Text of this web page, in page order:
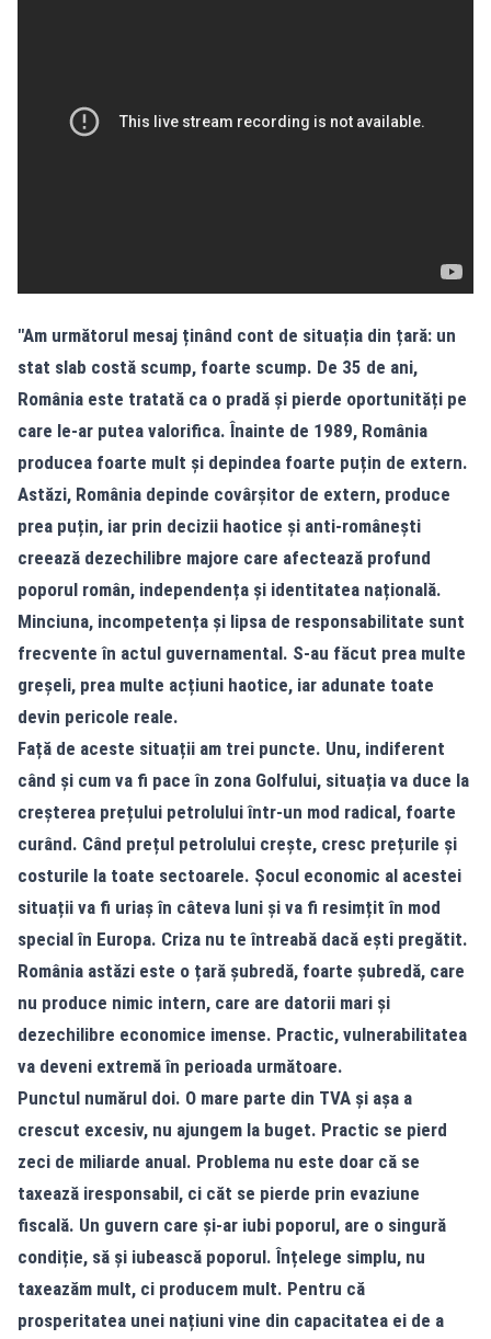
"Am următorul mesaj ținând cont de situația din țară: un
stat slab costă scump, foarte scump. De 35 de ani,
România este tratată ca o pradă și pierde oportunități pe
care le-ar putea valorifica. Înainte de 1989, România
producea foarte mult și depindea foarte puțin de extern.
Astăzi, România depinde covârșitor de extern, produce
prea puțin, iar prin decizii haotice și anti-românești
creează dezechilibre majore care afectează profund
poporul român, independența și identitatea națională.
Minciuna, incompetența și lipsa de responsabilitate sunt
frecvente în actul guvernamental. S-au făcut prea multe
greșeli, prea multe acțiuni haotice, iar adunate toate
devin pericole reale.
Față de aceste situații am trei puncte. Unu, indiferent
când și cum va fi pace în zona Golfului, situația va duce la
creșterea prețului petrolului într-un mod radical, foarte
curând. Când prețul petrolului crește, cresc prețurile și
costurile la toate sectoarele. Șocul economic al acestei
situații va fi uriaș în câteva luni și va fi resimțit în mod
special în Europa. Criza nu te întreabă dacă ești pregătit.
România astăzi este o țară șubredă, foarte șubredă, care
nu produce nimic intern, care are datorii mari și
dezechilibre economice imense. Practic, vulnerabilitatea
va deveni extremă în perioada următoare.
Punctul numărul doi. O mare parte din TVA și așa a
crescut excesiv, nu ajungem la buget. Practic se pierd
zeci de miliarde anual. Problema nu este doar că se
taxează iresponsabil, ci căt se pierde prin evaziune
fiscală. Un guvern care și-ar iubi poporul, are o singură
condiție, să și iubească poporul. Înțelege simplu, nu
taxeazăm mult, ci producem mult. Pentru că
prosperitatea unei națiuni vine din capacitatea ei de a